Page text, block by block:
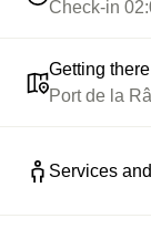
Check-in
Getting there
Port de la
Services